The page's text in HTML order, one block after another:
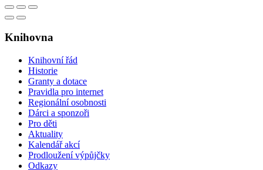
Knihovna
Knihovní řád
Historie
Granty a dotace
Pravidla pro internet
Regionální osobnosti
Dárci a sponzoři
Pro děti
Aktuality
Kalendář akcí
Prodloužení výpůjčky
Odkazy